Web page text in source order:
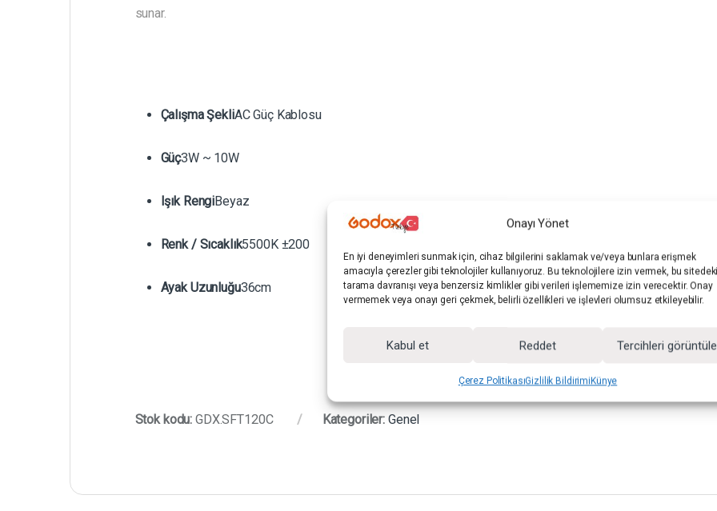
Onayı Yönet
En iyi deneyimleri sunmak için, cihaz bilgilerini saklamak ve/veya bunlara erişmek
amacıyla çerezler gibi teknolojiler kullanıyoruz. Bu teknolojilere izin vermek, bu
tarama davranışı veya benzersiz kimlikler gibi verileri işlememize izin verecektir. Onay
vermemek veya onayı geri çekmek, belirli özellikleri ve işlevleri olumsuz etkileyebilir.
Kabul et Reddet Tercihleri görüntüle
Çerez PolitikasıGizlilik BildirimiKünye
sunar.
Çalışma ŞekliAC Güç Kablosu
Güç3W ~ 10W
Işık RengiBeyaz
Renk / Sıcaklık5500K ±200
Ayak Uzunluğu36cm
Stok kodu: GDX.SFT120C Kategoriler: Genel